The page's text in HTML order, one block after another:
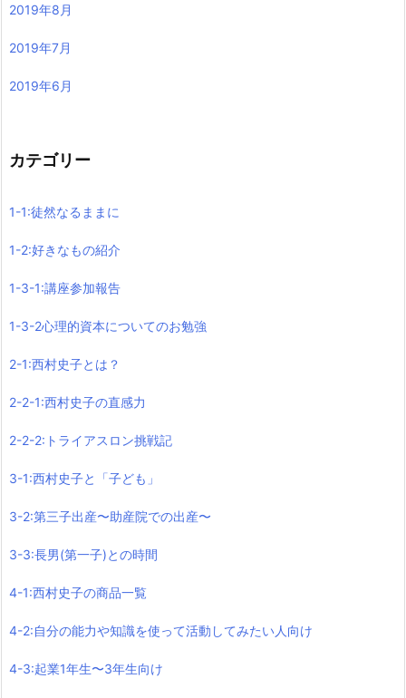
2019年8月
2019年7月
2019年6月
カテゴリー
1-1:徒然なるままに
1-2:好きなもの紹介
1-3-1:講座参加報告
1-3-2心理的資本についてのお勉強
2-1:西村史子とは？
2-2-1:西村史子の直感力
2-2-2:トライアスロン挑戦記
3-1:西村史子と「子ども」
3-2:第三子出産〜助産院での出産〜
3-3:長男(第一子)との時間
4-1:西村史子の商品一覧
4-2:自分の能力や知識を使って活動してみたい人向け
4-3:起業1年生〜3年生向け